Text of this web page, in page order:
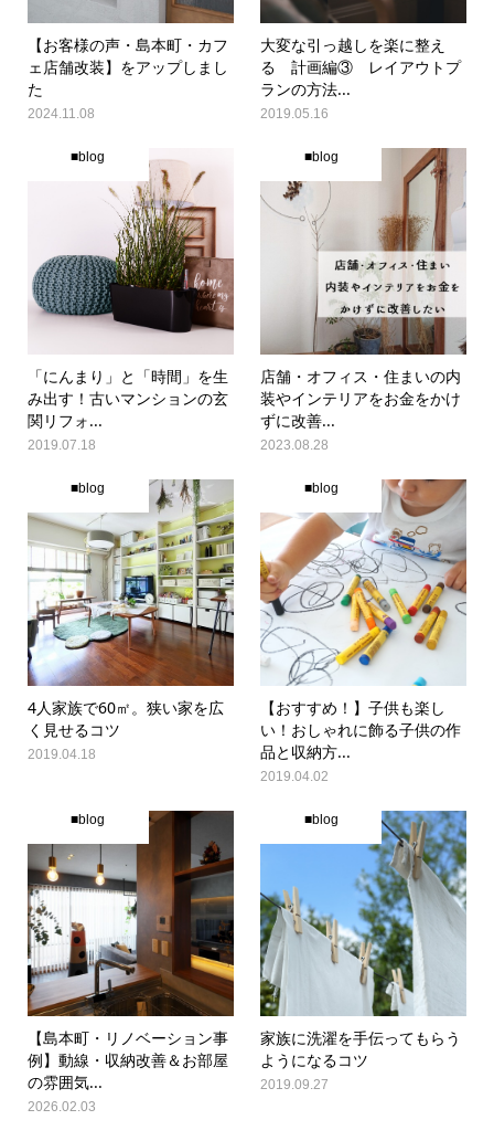
【お客様の声・島本町・カフ
ェ店舗改装】をアップしまし
た
2024.11.08
大変な引っ越しを楽に整え
る 計画編③ レイアウトプ
ランの方法...
2019.05.16
■blog
「にんまり」と「時間」を生
み出す！古いマンションの玄
関リフォ...
2019.07.18
■blog
店舗・オフィス・住まいの内
装やインテリアをお金をかけ
ずに改善...
2023.08.28
■blog
4人家族で60㎡。狭い家を広
く見せるコツ
2019.04.18
■blog
【おすすめ！】子供も楽し
い！おしゃれに飾る子供の作
品と収納方...
2019.04.02
■blog
【島本町・リノベーション事
例】動線・収納改善＆お部屋
の雰囲気...
2026.02.03
■blog
家族に洗濯を手伝ってもらう
ようになるコツ
2019.09.27